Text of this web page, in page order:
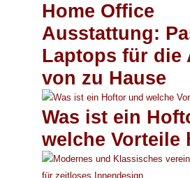
Home Office
Ausstattung:
Laptops für die
von zu Hause
Was ist ein
welche Vorteile